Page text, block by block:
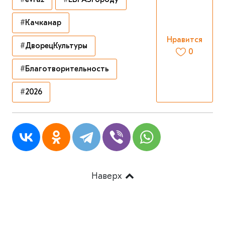
#Качканар
#ДворецКультуры
#Благотворительность
#2026
Нравится
0
Наверх